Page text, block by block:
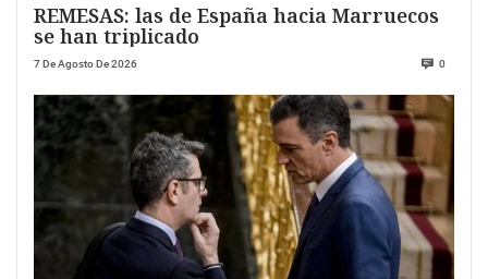
REMESAS: las de España hacia Marruecos
se han triplicado
7 De Agosto De 2026 0